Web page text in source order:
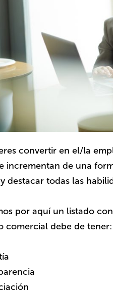
convertir en el/la
incrementan de una
destacar todas las
por aquí un listado
comercial debe de tener: